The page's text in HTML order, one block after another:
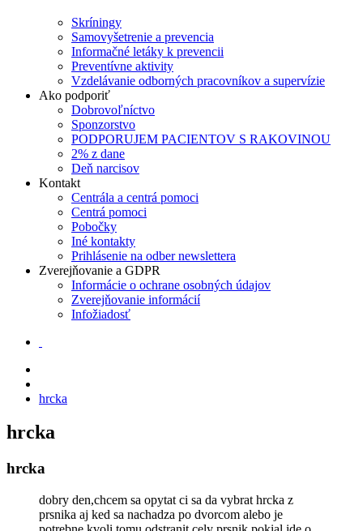
Skríningy
Samovyšetrenie a prevencia
Informačné letáky k prevencii
Preventívne aktivity
Vzdelávanie odborných pracovníkov a supervízie
Ako podporiť
Dobrovoľníctvo
Sponzorstvo
PODPORUJEM PACIENTOV S RAKOVINOU
2% z dane
Deň narcisov
Kontakt
Centrála a centrá pomoci
Centrá pomoci
Pobočky
Iné kontakty
Prihlásenie na odber newslettera
Zverejňovanie a GDPR
Informácie o ochrane osobných údajov
Zverejňovanie informácií
Infožiadosť
hrcka
hrcka
hrcka
dobry den,chcem sa opytat ci sa da vybrat hrcka z
prsnika aj ked sa nachadza po dvorcom alebo je